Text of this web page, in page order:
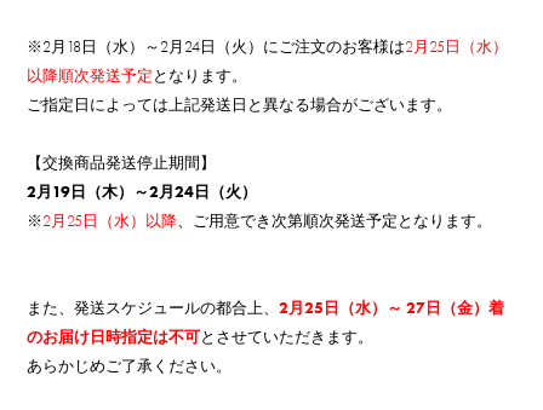
※2月18日（水）～2月24日（火）にご注文のお客様は2月25日（水）
以降順次発送予定となります。
ご指定日によっては上記発送日と異なる場合がございます。
【交換商品発送停止期間】
2月19日（木）～2月24日（火）
※2月25日（水）以降、ご用意でき次第順次発送予定となります。
また、発送スケジュールの都合上、 2月25日（水）～ 27日（金）着
のお届け日時指定は不可とさせていただきます。
あらかじめご了承ください。